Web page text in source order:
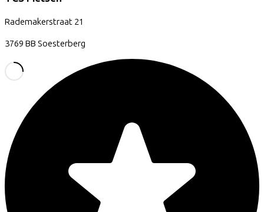
Rademakerstraat 21
3769 BB Soesterberg